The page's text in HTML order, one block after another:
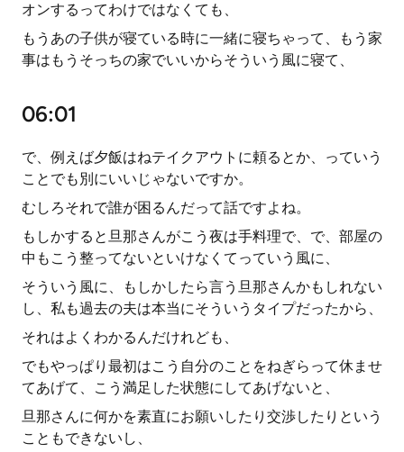
オンするってわけではなくても、
もうあの子供が寝ている時に一緒に寝ちゃって、もう家
事はもうそっちの家でいいからそういう風に寝て、
06:01
で、例えば夕飯はねテイクアウトに頼るとか、っていう
ことでも別にいいじゃないですか。
むしろそれで誰が困るんだって話ですよね。
もしかすると旦那さんがこう夜は手料理で、で、部屋の
中もこう整ってないといけなくてっていう風に、
そういう風に、もしかしたら言う旦那さんかもしれない
し、私も過去の夫は本当にそういうタイプだったから、
それはよくわかるんだけれども、
でもやっぱり最初はこう自分のことをねぎらって休ませ
てあげて、こう満足した状態にしてあげないと、
旦那さんに何かを素直にお願いしたり交渉したりという
こともできないし、